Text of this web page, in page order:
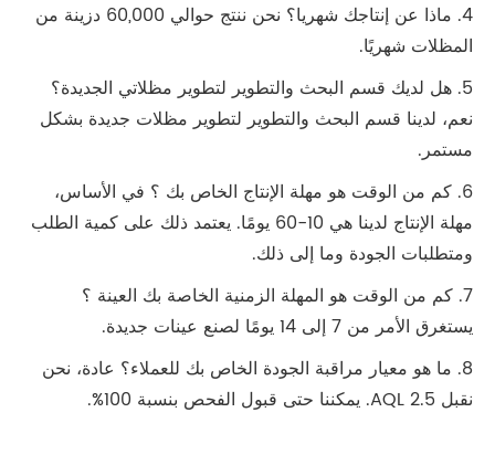
4. ماذا عن إنتاجك شهريا؟ نحن ننتج حوالي 60,000 دزينة من
المظلات شهريًا.
5. هل لديك قسم البحث والتطوير لتطوير مظلاتي الجديدة؟
نعم، لدينا قسم البحث والتطوير لتطوير مظلات جديدة بشكل
مستمر.
6. كم من الوقت هو مهلة الإنتاج الخاص بك ؟ في الأساس،
مهلة الإنتاج لدينا هي 10-60 يومًا. يعتمد ذلك على كمية الطلب
ومتطلبات الجودة وما إلى ذلك.
7. كم من الوقت هو المهلة الزمنية الخاصة بك العينة ؟
يستغرق الأمر من 7 إلى 14 يومًا لصنع عينات جديدة.
8. ما هو معيار مراقبة الجودة الخاص بك للعملاء؟ عادة، نحن
نقبل AQL 2.5. يمكننا حتى قبول الفحص بنسبة 100%.